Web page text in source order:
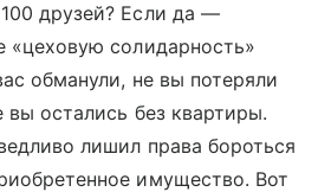
друзей? Если да —
«цеховую солидарность»
обманули, не вы потеряли
вы остались без квартиры.
лишил права бороться
имущество. Вот